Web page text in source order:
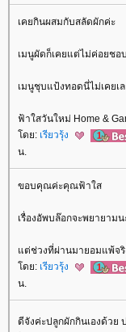
เคยกินผสมกับสลัดผักค่ะ
เมนูผัดก็เคยแต่ไม่ค่อยชอ
เมนูชุบแป้งทอดนี่ไม่เคยเ
ฟ้าใสวันใหม่ Home &
ดย: เรียวรุ้ง
น.
ขอบคุณค่ะคุณฟ้าใส
เรื่องอัพบล๊อกจะพยายามน
ต่ช่วงที่ผ่านมายอมแพ้จริ
ดย: เรียวรุ้ง
น.
ดีจังค่ะปลูกผักกินเองด้วย